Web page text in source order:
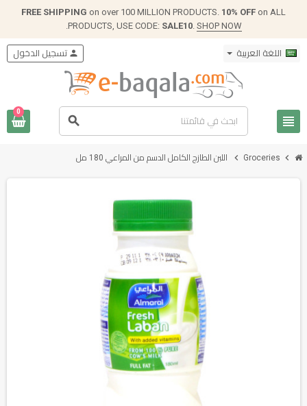
FREE SHIPPING on over 100 MILLION PRODUCTS. 10% OFF on ALL
PRODUCTS, USE CODE: SALE10. SHOP NOW
.
اللغة العربية
view_headline
search
person تسجيل الدخول
0
chevron_right
Groceries
chevron_right اللبن الطازج الكامل الدسم من المراعي 180 مل